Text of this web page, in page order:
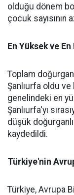
olduğu dönem
çocuk sayısının
En Yüksek ve
Toplam
Şanlıurfa oldu
genelindeki en
Şanlıurfa'yı
düşük
kaydedildi.
Türkiye'nin
Türkiye, Avrupa